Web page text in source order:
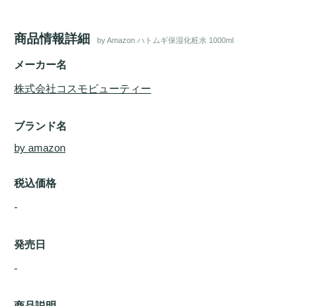
商品情報詳細 by Amazon ハトムギ保湿化粧水 1000ml
メーカー名
株式会社コスモビューティー
ブランド名
by amazon
税込価格
-
発売日
-